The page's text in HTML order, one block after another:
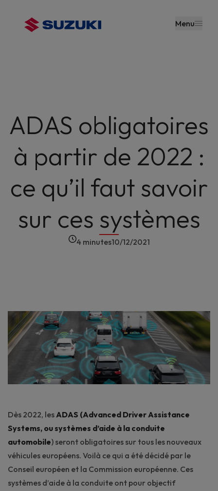
principal
Menu
ADAS obligatoires
à partir de 2022 :
ce qu’il faut savoir
sur ces systèmes
4 minutes10/12/2021
Dès 2022, lesADAS (Advanced Driver Assistance
Systems, ou systèmes d’aide à la conduite
automobile) seront obligatoires sur tous les nouveaux
véhicules européens. Voilà ce qui a été décidé par le
Conseil européen et la Commission européenne. Ces
systèmes d’aide à la conduite ont pour objectif